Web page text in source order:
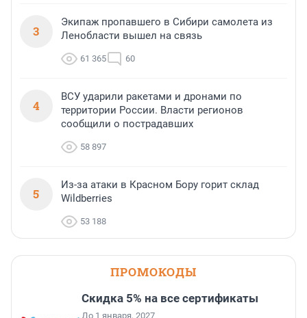
3
Экипаж пропавшего в Сибири самолета из
Ленобласти вышел на связь
61 365 60
4
ВСУ ударили ракетами и дронами по
территории России. Власти регионов
сообщили о пострадавших
58 897
5
Из-за атаки в Красном Бору горит склад
Wildberries
53 188
ПРОМОКОДЫ
Скидка 5% на все сертификаты
До 1 января, 2027